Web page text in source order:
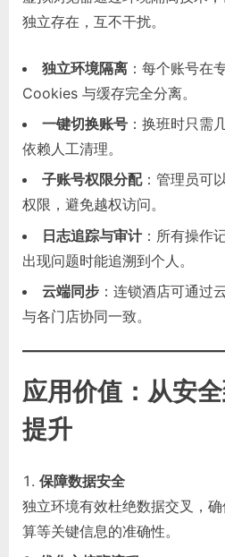
独立存在，互不干扰。
独立环境隔离 ：每个账号在
Cookies 与缓存完全分离。
一键切换账号 ：换班时只需
依赖人工清理。
子账号权限分配：管理员可
权限，避免越权访问。
日志追踪与审计：所有操作
出现问题时能追溯到个人。
云端同步 ：连锁酒店可通过
与各门店协同一致。
应用价值：从安
提升
保障数据安全
独立环境有效杜绝数据交叉，
算等关键信息的准确性。